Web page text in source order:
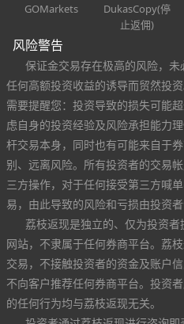
GOMarkets
DukasCopy(停
止返佣)
风险警告
保证金交易存在极高的风险，
任何高额投资收益的诱导而贸然投
需要提醒您：投资导致的损失可能
虑自身的投资经验及风险承担能力
杆交易本身，同时也有可能来自于
别、远离风险。所有投资者的交易
三方操作，对于任何接受第三方喊
易，由此导致的风险和亏损由投资者
荔枝返现是独立的、仅为投资
网站，不隶属于任何券商平台。荔
交易，不接触投资者的资金及账户
不向客户推荐任何券商平台。投资
的任何行为均与荔枝返现无关。